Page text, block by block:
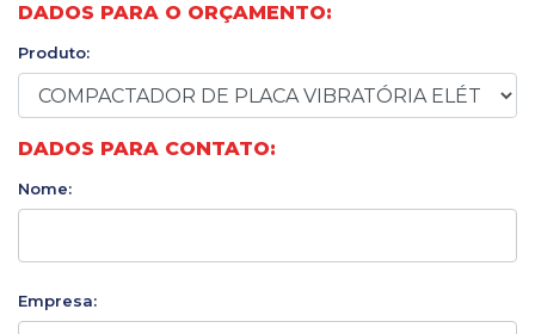
DADOS PARA O ORÇAMENTO:
Produto:
DADOS PARA CONTATO:
Nome:
Empresa: